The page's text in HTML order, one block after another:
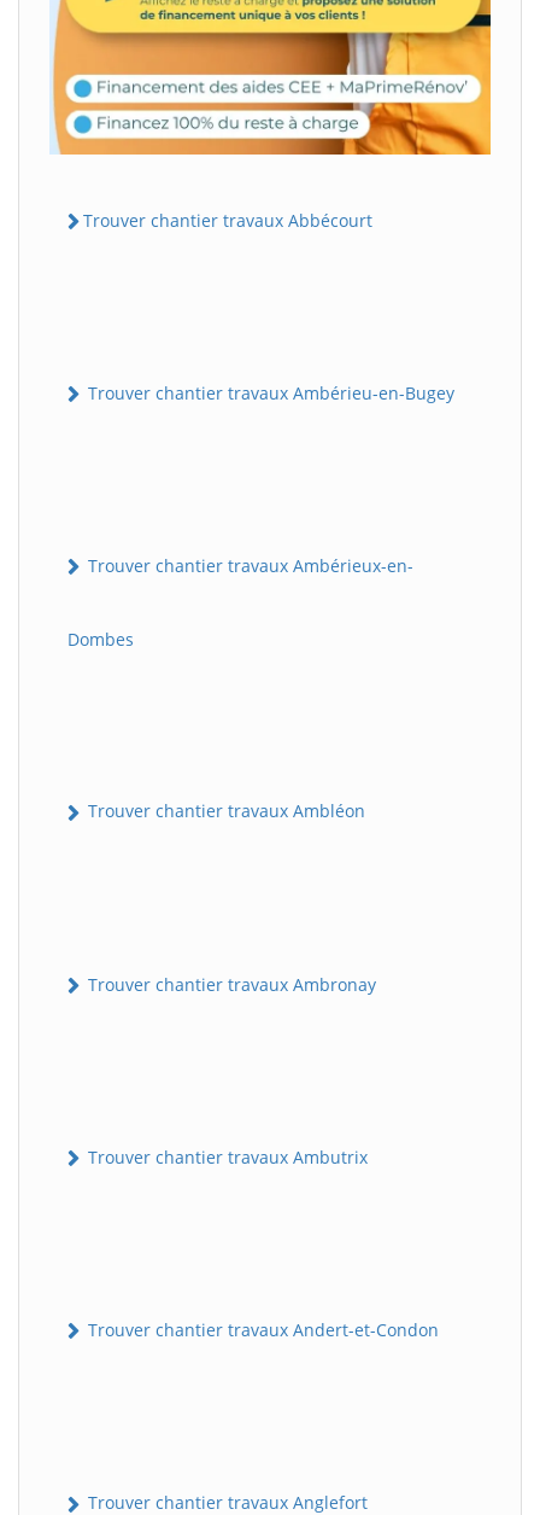
Trouver chantier travaux Abbécourt
Trouver chantier travaux Ambérieu-en-Bugey
Trouver chantier travaux Ambérieux-en-
Dombes
Trouver chantier travaux Ambléon
Trouver chantier travaux Ambronay
Trouver chantier travaux Ambutrix
Trouver chantier travaux Andert-et-Condon
Trouver chantier travaux Anglefort